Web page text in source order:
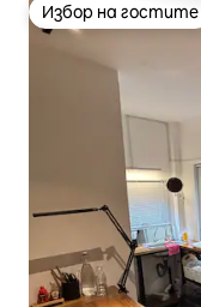
Избор на гостите
Избор на гостите